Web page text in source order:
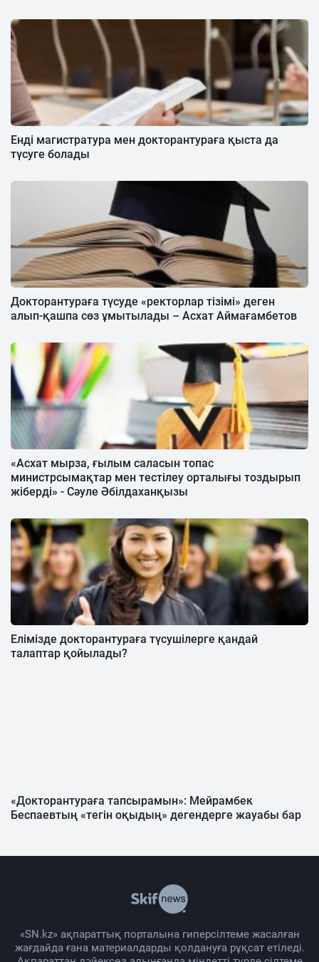
Енді магистратура мен докторантураға қыста да
түсуге болады
Докторантураға түсуде «ректорлар тізімі» деген
алып-қашпа сөз ұмытылады – Асхат Аймағамбетов
«Асхат мырза, ғылым саласын топас
министрсымақтар мен тестілеу орталығы тоздырып
жіберді» - Сәуле Әбілдаханқызы
Елімізде докторантураға түсушілерге қандай
талаптар қойылады?
«Докторантураға тапсырамын»: Мейрамбек
Беспаевтың «тегін оқыдың» дегендерге жауабы бар
«SN.kz» ақпараттық порталына гиперсілтеме жасалған
жағдайда ғана материалдарды қолдануға рұқсат етіледі.